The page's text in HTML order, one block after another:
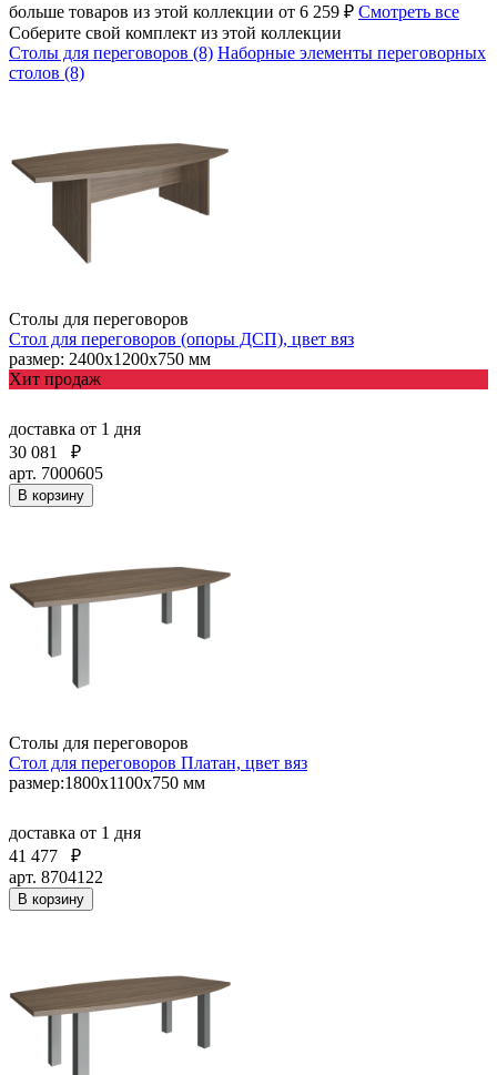
больше товаров из этой коллекции от 6 259 ₽ Смотреть все
Соберите свой комплект из этой коллекции
Столы для переговоров (8) Наборные элементы переговорных
столов (8)
Столы для переговоров
Стол для переговоров (опоры ДСП), цвет вяз
размер: 2400х1200х750 мм
Хит продаж
доставка от 1 дня
30 081
₽
арт. 7000605
В корзину
Столы для переговоров
Стол для переговоров Платан, цвет вяз
размер:1800х1100х750 мм
доставка от 1 дня
41 477
₽
арт. 8704122
В корзину